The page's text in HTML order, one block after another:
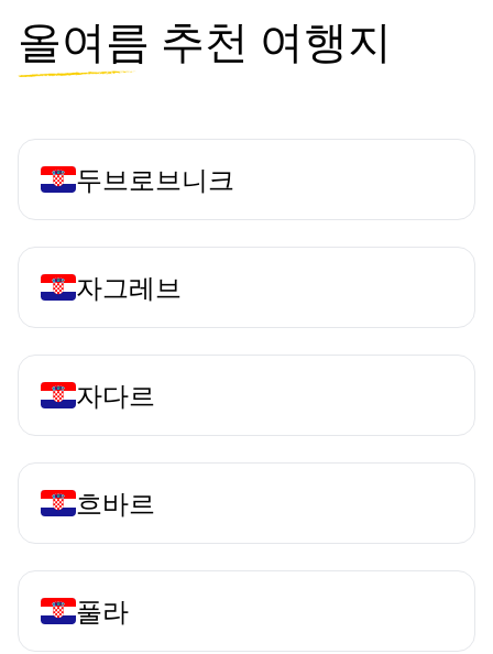
올여름 추천 여행지
두브로브니크
자그레브
자다르
흐바르
풀라